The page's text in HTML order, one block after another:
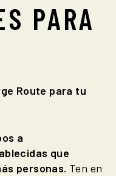
PARA
Route para tu
a
que
personas. Ten en